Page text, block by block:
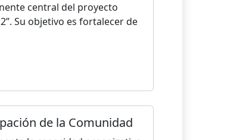
central del proyecto
Su objetivo es fortalecer de
de la Comunidad